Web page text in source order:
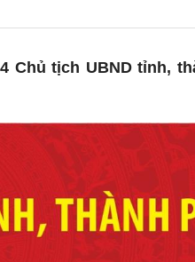
Chủ tịch UBND tỉnh,